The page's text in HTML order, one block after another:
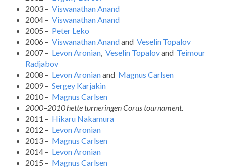
2003 – Viswanathan Anand
2004 – Viswanathan Anand
2005 – Peter Leko
2006 – Viswanathan Anandand Veselin Topalov
2007 – Levon Aronian, Veselin Topalovand Teimour
Radjabov
2008 – Levon Aronianand Magnus Carlsen
2009 – Sergey Karjakin
2010 – Magnus Carlsen
2000–2010 hette turneringen Corus tournament.
2011 – Hikaru Nakamura
2012 – Levon Aronian
2013 – Magnus Carlsen
2014 – Levon Aronian
2015 – Magnus Carlsen